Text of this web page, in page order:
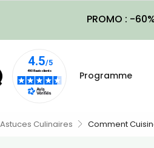
PROMO : -
Programme
Astuces Culinaires Comment